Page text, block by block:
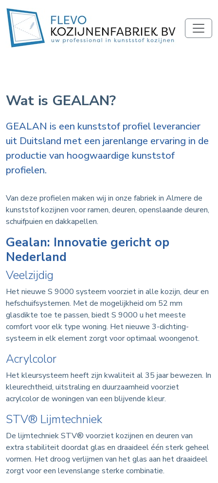
Wat is GEALAN?
GEALAN is een kunststof profiel leverancier
uit Duitsland met een jarenlange ervaring in de
productie van hoogwaardige kunststof
profielen.
Van deze profielen maken wij in onze fabriek in Almere de
kunststof kozijnen voor ramen, deuren, openslaande deuren,
schuifpuien en dakkapellen.
Gealan: Innovatie gericht op
Nederland
Veelzijdig
Het nieuwe S 9000 systeem voorziet in alle kozijn, deur en
hefschuifsystemen. Met de mogelijkheid om 52 mm
glasdikte toe te passen, biedt S 9000 u het meeste
comfort voor elk type woning. Het nieuwe 3-dichting-
systeem in elk element zorgt voor optimaal woongenot.
Acrylcolor
Het kleursysteem heeft zijn kwaliteit al 35 jaar bewezen. In
kleurechtheid, uitstraling en duurzaamheid voorziet
acrylcolor de woningen van een blijvende kleur.
STV® Lijmtechniek
De lijmtechniek STV® voorziet kozijnen en deuren van
extra stabiliteit doordat glas en draaideel één sterk geheel
vormen. Het droog verlijmen van het glas aan het draaideel
zorgt voor een levenslange sterke combinatie.